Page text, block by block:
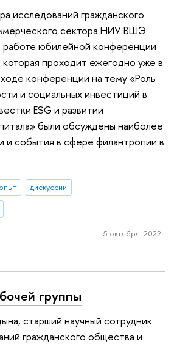
исследований гражданского
сектора НИУ ВШЭ
работе юбилейной конференции
проходит ежегодно уже в
конференции на тему «Роль
и социальных инвестиций в
ESG и развитии
были обсуждены наиболее
и события в сфере филантропии в
дискуссии
5 октября 2022
группы
старший научный сотрудник
гражданского общества и